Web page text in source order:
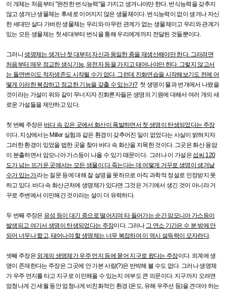
이 개체는 처음부터 "완전한 번식능력"을 가지고 생겨나야만 한다.번식능력을 갖추지
않고 생겨난 생물체는 후세로 이어지지 않은 생물체이다.번식능력이 없이 생겨나 자신
한 세대만 살다 가버린 생물체는 우리와 아무런 관계가 없는 생물체이고 우리와 관계가
있는 모든 생물체는 첫 세대부터 번식을 통해 우리에게까지 전달된 것들뿐이다.
그러니생명체는 생겨난 첫 대부터 자신과 동일한 종을 재생산해야만 한다. 그러려면
처음부터 매우 정교한 생식기능, 유전자 등을 가지고 태어나야만 한다. 그렇지 않고서
는 돌연변이도 적자생존도 시작될 수가 없다.그런데 진화연습을 시작해보기도 전에 어
떻게 이러한 복잡하고 정교한 기능을 갖출 수 있는가?첫 생명이 물과 번개에서 나왔을
것이라는 가설이 위와 같이 무너지자 진화론자들은 생명의 기원에 대해서 여러 개의 새
로운 가설들을 제안하고 있다.
첫 번째 주장은 바다 속 깊은 곳에서 화산이 폭발하면서 첫 생명이 탄생되었다는 주장
이다.지상에서는 Miller 실험과 같은 환경이 갖추어진 일이 없었다는 사실이 밝혀지자
그러한 환경이 있었을 법한 곳을 찾아 바다 속 화산을 지목한 것이다. 그곳은 화산 용암
이 분출하면서 암모니아 가스등이 나올 수 있기 때문이다. 그러나 이 가설은섭씨 120
도가 넘는 뜨거운 곳에서는 모든 생물이 다 죽는다는 데 어떻게 거꾸로 생명이 생겨날
수가 있는가라는 질문 등에 대해 잘 설명을 못하므로 아직 과학적 정설로 인정받지 못
하고 있다.바다 속 화산근처에 생명체가 있다면 그것은 거기에서 생긴 것이 아니라 거
꾸로 주변에서 이민해간 것이라는 설이 더 유력하다.
두 번째 주장은 유성 등이 대기 중으로 떨어지며 타 들어가는 순간 암모니아 가스등이
발생되고 여기서 생명이 탄생되었다는 주장이다. 그러나 그 연소 기간은 수 분 밖에 안
되어 너무나 짧고,태어나야 할 생명체는 너무 복잡하여 이 역시 설득력이 모자란다.
셋째 주장은 외계의 생명체가 우주 먼지 등에 묻어 지구로 왔다는 주장이다. 외계에 생
명이 존재한다는 주장은 그곳에 안 가본 사람(?)은 반박해 볼 수도 없다. 그러나 생명체
가 우주 먼지를 타고 지구로 이민해올 수 있는지 여부도 큰 의문이다. 지구까지 오려면
엄청나게 긴 세월 동안 엄청나게 비친화적인 환경 (온도, 유해 우주선 등)을 견뎌야 하는